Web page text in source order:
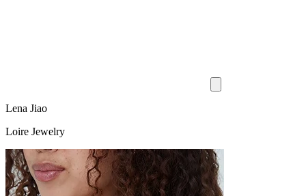
Lena Jiao
Loire Jewelry